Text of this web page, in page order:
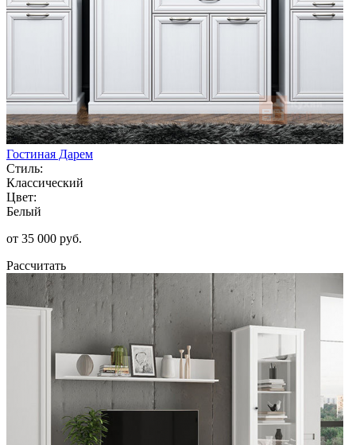
Гостиная Дарем
Стиль:
Классический
Цвет:
Белый
от 35 000 руб.
Рассчитать